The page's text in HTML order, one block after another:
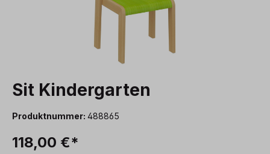
Sit Kindergarten
Produktnummer: 488865
118,00 €*